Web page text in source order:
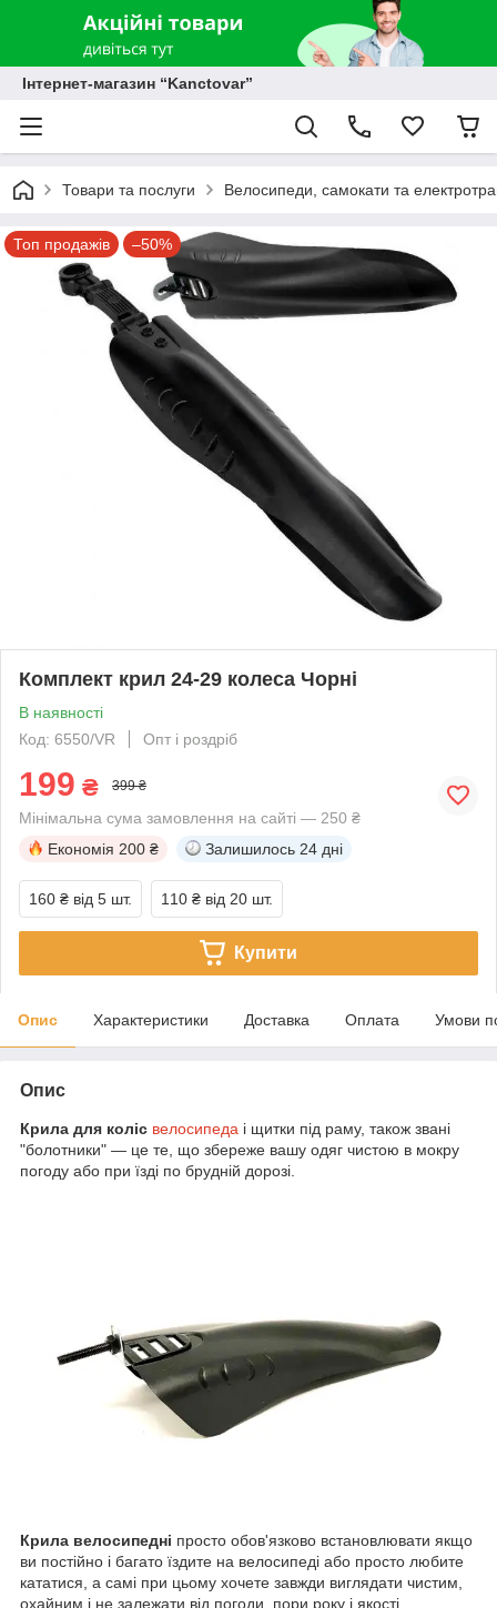
Інтернет-магазин “Kanctovar”
Товари та послуги Велосипеди, самокати та
Топ продажів –50%
Комплект крил 24-29 колеса Чорні
В наявності
Код: 6550/VR
Опт і роздріб
199 ₴ 399 ₴
Мінімальна сума замовлення на сайті — 250 ₴
Економія 200 ₴ Залишилось 24 дні
160 ₴ від 5 шт. 110 ₴ від 20 шт.
Купити
Опис Характеристики Доставка Оплата Умови
Опис
Крила для коліс велосипеда і щитки під раму, також звані
"болотники" — це те, що збереже вашу одяг чистою в мокру
погоду або при їзді по брудній дорозі.
Крила велосипедні просто обов'язково встановлювати якщо
ви постійно і багато їздите на велосипеді або просто любите
кататися, а самі при цьому хочете завжди виглядати чистим,
охайним і не залежати від погоди, пори року і якості